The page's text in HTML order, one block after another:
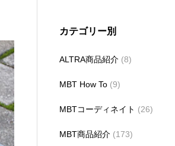
カテゴリー別
ALTRA商品紹介 (8)
MBT How To (9)
MBTコーディネイト (26)
MBT商品紹介 (173)